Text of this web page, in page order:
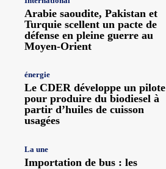
Arabie saoudite, Pakistan et
Turquie scellent un pacte de
défense en pleine guerre au
Moyen-Orient
énergie
Le CDER développe un pilote
pour produire du biodiesel à
partir d’huiles de cuisson
usagées
La une
Importation de bus : les